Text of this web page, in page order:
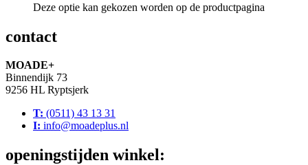
Deze optie kan gekozen worden op de productpagina
contact
MOADE+
Binnendijk 73
9256 HL Ryptsjerk
T: (0511) 43 13 31
I: info@moadeplus.nl
openingstijden winkel: